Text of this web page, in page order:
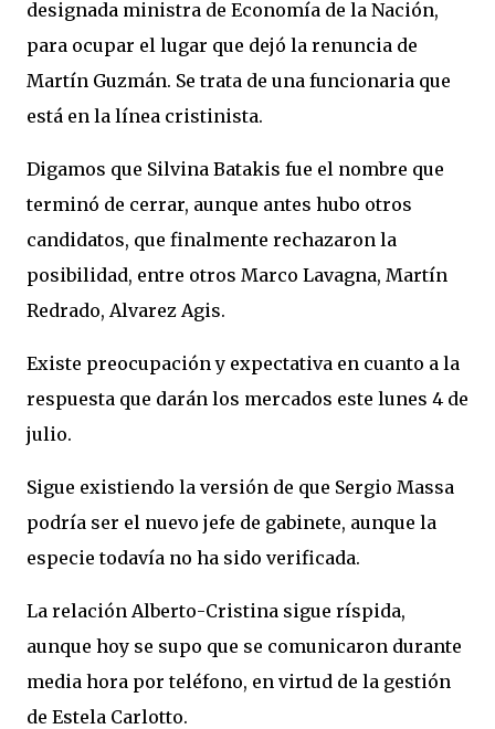
designada ministra de Economía de la Nación,
para ocupar el lugar que dejó la renuncia de
Martín Guzmán. Se trata de una funcionaria que
está en la línea cristinista.
Digamos que Silvina Batakis fue el nombre que
terminó de cerrar, aunque antes hubo otros
candidatos, que finalmente rechazaron la
posibilidad, entre otros Marco Lavagna, Martín
Redrado, Alvarez Agis.
Existe preocupación y expectativa en cuanto a la
respuesta que darán los mercados este lunes 4 de
julio.
Sigue existiendo la versión de que Sergio Massa
podría ser el nuevo jefe de gabinete, aunque la
especie todavía no ha sido verificada.
La relación Alberto-Cristina sigue ríspida,
aunque hoy se supo que se comunicaron durante
media hora por teléfono, en virtud de la gestión
de Estela Carlotto.